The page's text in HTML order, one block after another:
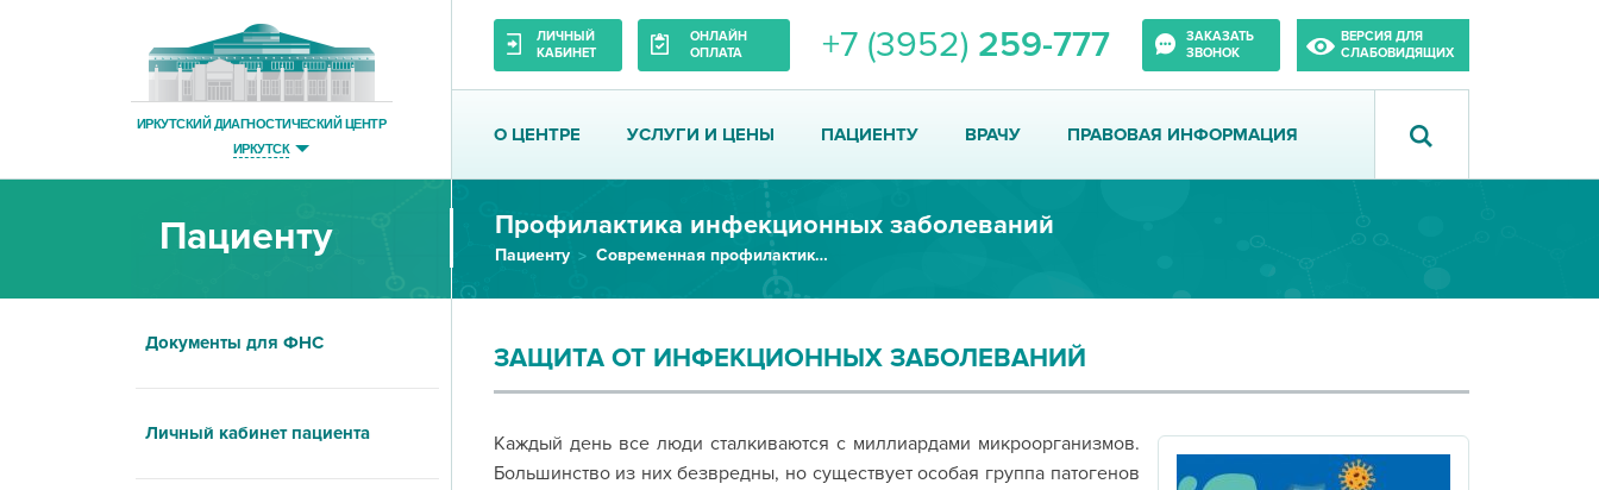
ИРКУТСКИЙ ДИАГНОСТИЧЕСКИЙ ЦЕНТР
ИРКУТСК
ЛИЧНЫЙ
КАБИНЕТ
ОНЛАЙН
ОПЛАТА
+7 (3952) 259-777
ЗАКАЗАТЬ
ЗВОНОК
ВЕРСИЯ ДЛЯ
СЛАБОВИДЯЩИХ
О ЦЕНТРЕ УСЛУГИ И ЦЕНЫ ПАЦИЕНТУ ВРАЧУ ПРАВОВАЯ ИНФОРМАЦИЯ
Пациенту Профилактика инфекционных заболеваний
Пациенту Современная профилактика заболеваний
Документы для ФНС
Личный кабинет пациента
ЗАЩИТА ОТ ИНФЕКЦИОННЫХ ЗАБОЛЕВАНИЙ
Каждый день все люди сталкиваются с миллиардами микроорганизмов.
Большинство из них безвредны, но существует особая группа патогенов